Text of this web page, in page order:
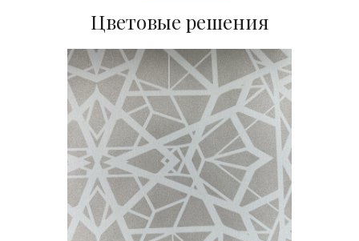
Цветовые решения